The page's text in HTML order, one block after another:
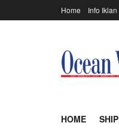
Home Info Iklan
HOME